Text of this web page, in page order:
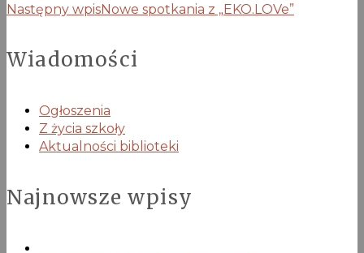
Następny wpisNowe spotkania z „EKO.LOVe”
Wiadomości
Ogłoszenia
Z życia szkoły
Aktualności biblioteki
Najnowsze wpisy